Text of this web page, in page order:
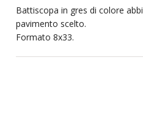
Battiscopa in gres di colore
pavimento scelto.
Formato 8x33.